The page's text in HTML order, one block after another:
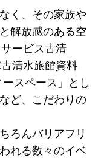
く、その家族や
解放感のある空
ービス古清
清水旅館資料
スペース」とし
ど、こだわりの
ろんバリアフリ
れる数々のイベ